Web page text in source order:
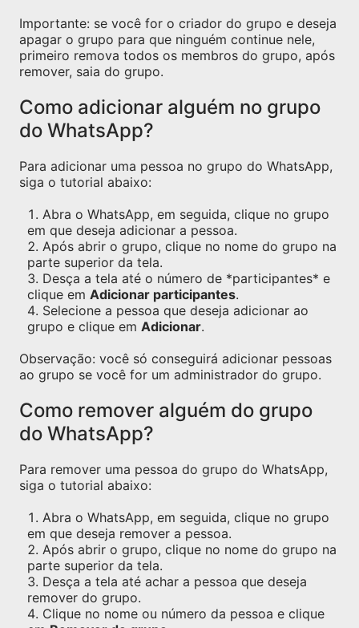
Importante: se você for o criador do grupo e deseja
apagar o grupo para que ninguém continue nele,
primeiro remova todos os membros do grupo, após
remover, saia do grupo.
Como adicionar alguém no grupo
do WhatsApp?
Para adicionar uma pessoa no grupo do WhatsApp,
siga o tutorial abaixo:
Abra o WhatsApp, em seguida, clique no grupo
em que deseja adicionar a pessoa.
Após abrir o grupo, clique no nome do grupo na
parte superior da tela.
Desça a tela até o número de *participantes* e
clique em Adicionar participantes.
Selecione a pessoa que deseja adicionar ao
grupo e clique em Adicionar.
Observação: você só conseguirá adicionar pessoas
ao grupo se você for um administrador do grupo.
Como remover alguém do grupo
do WhatsApp?
Para remover uma pessoa do grupo do WhatsApp,
siga o tutorial abaixo:
Abra o WhatsApp, em seguida, clique no grupo
em que deseja remover a pessoa.
Após abrir o grupo, clique no nome do grupo na
parte superior da tela.
Desça a tela até achar a pessoa que deseja
remover do grupo.
Clique no nome ou número da pessoa e clique